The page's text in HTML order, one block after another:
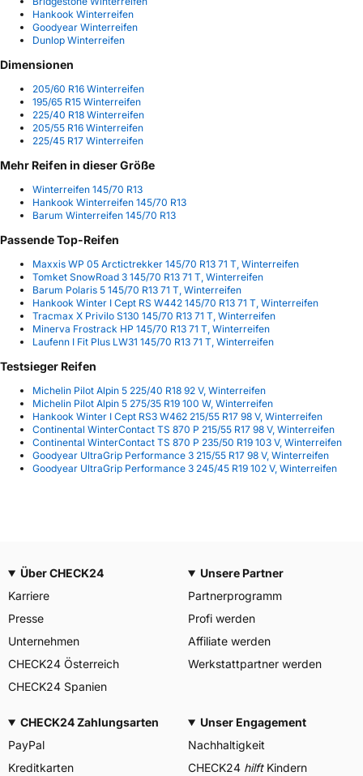
Hankook Winterreifen
Goodyear Winterreifen
Dunlop Winterreifen
Dimensionen
205/60 R16 Winterreifen
195/65 R15 Winterreifen
225/40 R18 Winterreifen
205/55 R16 Winterreifen
225/45 R17 Winterreifen
Mehr Reifen in dieser Größe
Winterreifen 145/70 R13
Hankook Winterreifen 145/70 R13
Barum Winterreifen 145/70 R13
Passende Top-Reifen
Maxxis WP 05 Arctictrekker 145/70 R13 71 T, Winterreifen
Tomket SnowRoad 3 145/70 R13 71 T, Winterreifen
Barum Polaris 5 145/70 R13 71 T, Winterreifen
Hankook Winter I Cept RS W442 145/70 R13 71 T, Winterreifen
Tracmax X Privilo S130 145/70 R13 71 T, Winterreifen
Minerva Frostrack HP 145/70 R13 71 T, Winterreifen
Laufenn I Fit Plus LW31 145/70 R13 71 T, Winterreifen
Testsieger Reifen
Michelin Pilot Alpin 5 225/40 R18 92 V, Winterreifen
Michelin Pilot Alpin 5 275/35 R19 100 W, Winterreifen
Hankook Winter I Cept RS3 W462 215/55 R17 98 V, Winterreifen
Continental WinterContact TS 870 P 215/55 R17 98 V, Winterreifen
Continental WinterContact TS 870 P 235/50 R19 103 V, Winterreifen
Goodyear UltraGrip Performance 3 215/55 R17 98 V, Winterreifen
Goodyear UltraGrip Performance 3 245/45 R19 102 V, Winterreifen
Über CHECK24
Karriere
Presse
Unternehmen
CHECK24 Österreich
CHECK24 Spanien
Unsere Partner
Partnerprogramm
Profi werden
Affiliate werden
Werkstattpartner werden
CHECK24 Zahlungsarten
PayPal
Kreditkarten
Unser Engagement
Nachhaltigkeit
CHECK24 hilftKindern